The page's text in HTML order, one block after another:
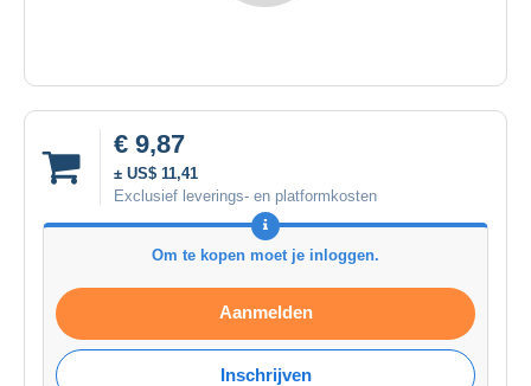
€ 9,87
± US$ 11,41
Exclusief leverings- en platformkosten
Om te kopen moet je inloggen.
Aanmelden
Inschrijven